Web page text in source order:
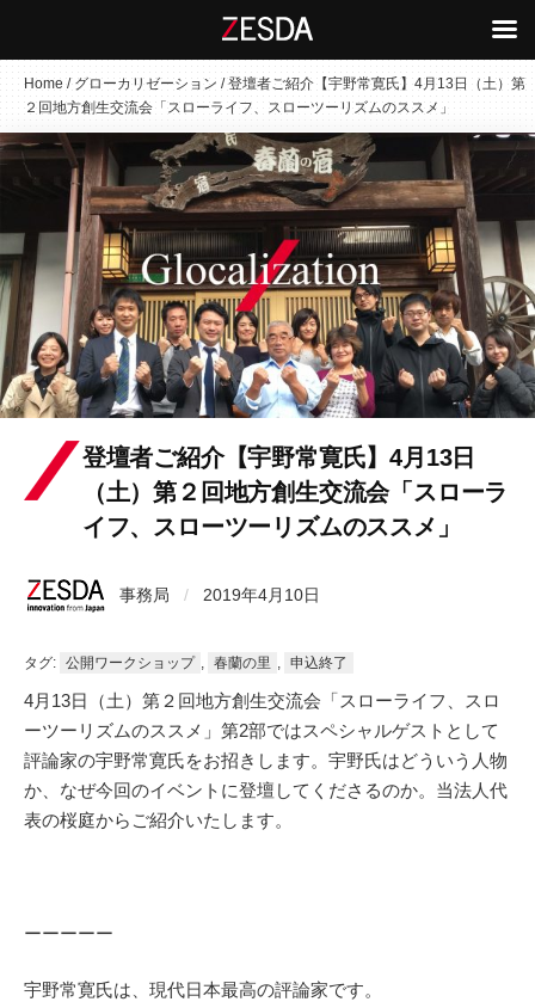
コ
ン
テ
へ
ス
キ
ッ
プ
Home /グローカリゼーション /登壇者ご紹介【宇野常寛氏】4月13日（土）第
２回地方創生交流会「スローライフ、スローツーリズムのススメ」
登壇者ご紹介【宇野常寛氏】4月13日
（土）第２回地方創生交流会「スローラ
イフ、スローツーリズムのススメ」
事務局 / 2019年4月10日
タグ: 公開ワークショップ , 春蘭の里 , 申込終了
4月13日（土）第２回地方創生交流会「スローライフ、スロ
ーツーリズムのススメ」第2部ではスペシャルゲストとして
評論家の宇野常寛氏をお招きします。宇野氏はどういう人物
か、なぜ今回のイベントに登壇してくださるのか。当法人代
表の桜庭からご紹介いたします。
ーーーーー
宇野常寛氏は、現代日本最高の評論家です。